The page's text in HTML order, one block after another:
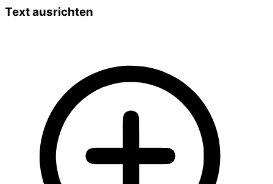
Text ausrichten